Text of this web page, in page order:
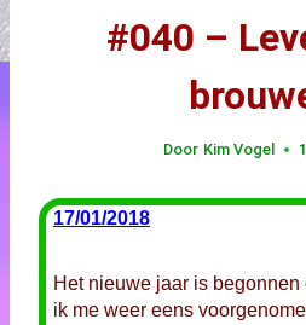
#040 –
Door Kim Vogel
17/01/2018
Het nieuwe jaar is
ik me weer eens